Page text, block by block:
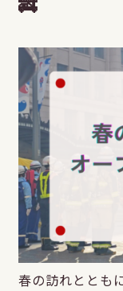
春の訪れととも